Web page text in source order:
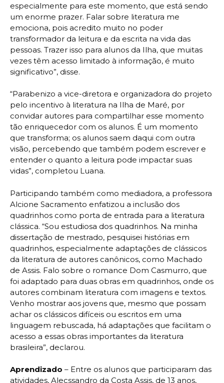
especialmente para este momento, que está sendo
um enorme prazer. Falar sobre literatura me
emociona, pois acredito muito no poder
transformador da leitura e da escrita na vida das
pessoas. Trazer isso para alunos da Ilha, que muitas
vezes têm acesso limitado à informação, é muito
significativo”, disse.
“Parabenizo a vice-diretora e organizadora do projeto
pelo incentivo à literatura na Ilha de Maré, por
convidar autores para compartilhar esse momento
tão enriquecedor com os alunos. É um momento
que transforma; os alunos saem daqui com outra
visão, percebendo que também podem escrever e
entender o quanto a leitura pode impactar suas
vidas”, completou Luana.
Participando também como mediadora, a professora
Alcione Sacramento enfatizou a inclusão dos
quadrinhos como porta de entrada para a literatura
clássica. “Sou estudiosa dos quadrinhos. Na minha
dissertação de mestrado, pesquisei histórias em
quadrinhos, especialmente adaptações de clássicos
da literatura de autores canônicos, como Machado
de Assis. Falo sobre o romance Dom Casmurro, que
foi adaptado para duas obras em quadrinhos, onde os
autores combinam literatura com imagens e textos.
Venho mostrar aos jovens que, mesmo que possam
achar os clássicos difíceis ou escritos em uma
linguagem rebuscada, há adaptações que facilitam o
acesso a essas obras importantes da literatura
brasileira”, declarou.
Aprendizado – Entre os alunos que participaram das
atividades, Alecssandro da Costa Assis, de 13 anos,